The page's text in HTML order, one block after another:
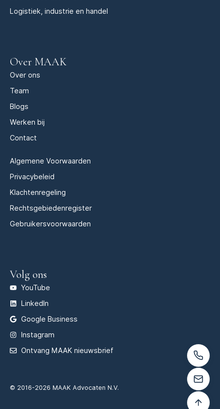
Logistiek, industrie en handel
Over MAAK
Over ons
Team
Blogs
Werken bij
Contact
Algemene Voorwaarden
Privacybeleid
Klachtenregeling
Rechtsgebiedenregister
Gebruikersvoorwaarden
Volg ons
YouTube
LinkedIn
Google Business
Instagram
Ontvang MAAK nieuwsbrief
© 2016-2026 MAAK Advocaten N.V.